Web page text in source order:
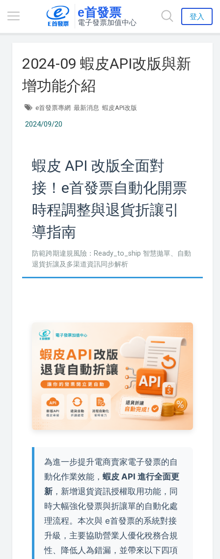
e首發票
電子發票加值中心
登入
2024-09 蝦皮API改版與新
增功能介紹
e首發票專網 最新消息 蝦皮API改版
2024/09/20
蝦皮 API 改版全面對
接！e首發票自動化開票
時程調整與退貨折讓引
導指南
防範跨期違規風險：Ready_to_ship 智慧拋單、自動
退貨折讓及多渠道資訊同步解析
為進一步提升電商賣家電子發票的自
動化作業效能， 蝦皮 API 進行全面更
新 ，新增退貨資訊授權取用功能，同
時大幅強化發票與折讓單的自動化處
理流程。本次與 e首發票的系統對接
升級，主要協助營業人優化稅務合規
性、降低人為錯漏，並帶來以下四項